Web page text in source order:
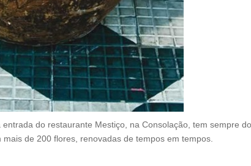
do restaurante Mestiço, na Consolação, tem sempre
de 200 flores, renovadas de tempos em tempos.